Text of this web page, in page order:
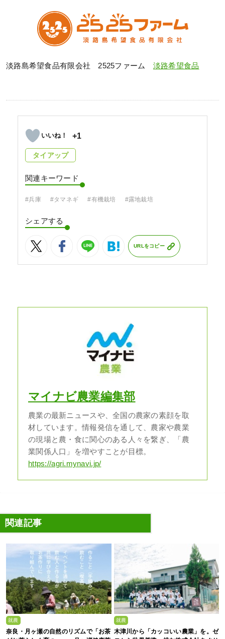
淡路島希望食品有限会社 2525ファーム 淡路希望食品
+1
タイアップ
関連キーワード
#兵庫 #タマネギ #有機栽培 #露地栽培
シェアする
URLをコピー
マイナビ農業編集部
農業の最新ニュースや、全国の農家の素顔を取
材しています。情報発信を通して、農家や農業
の現場と農・食に関心のある人々を繋ぎ、「農
業関係人口」を増やすことが目標。
https://agri.mynavi.jp/
関連記事
就農
奈良・月ヶ瀬の自然のリズムで「お茶
就農
木津川から「カッコいい農業」を。ゼ